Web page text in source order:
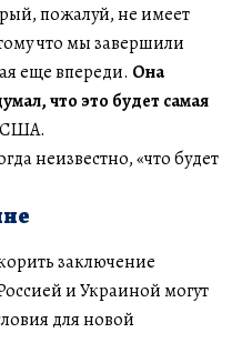
пожалуй, не имеет
что мы завершили
еще впереди. Она
что это будет самая
США.
неизвестно, «что будет
заключение
и Украиной могут
для новой